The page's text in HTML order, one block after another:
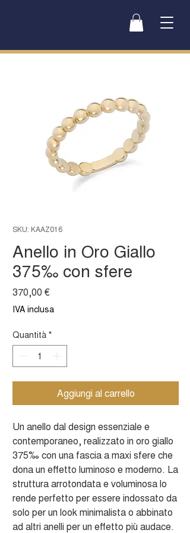
SKU: KAAZ016
Anello in Oro Giallo
375‰ con sfere
370,00 €Prezzo
IVA inclusa
Quantità *
Aggiungi al carrello
Un anello dal design essenziale e
contemporaneo, realizzato in oro giallo
375‰ con una fascia a maxi sfere che
dona un effetto luminoso e moderno. La
struttura arrotondata e voluminosa lo
rende perfetto per essere indossato da
solo per un look minimalista o abbinato
ad altri anelli per un effetto più audace.